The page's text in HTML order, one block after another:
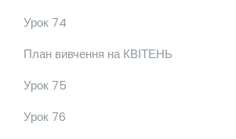
Урок 74
План вивчення на КВІТЕНЬ
Урок 75
Урок 76